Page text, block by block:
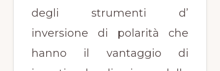
degli strumenti d’
inversione di polarità che
hanno il vantaggio di